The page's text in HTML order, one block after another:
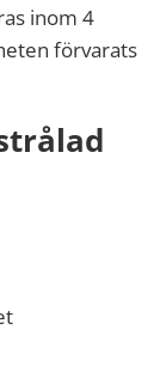
inom 4
förvarats